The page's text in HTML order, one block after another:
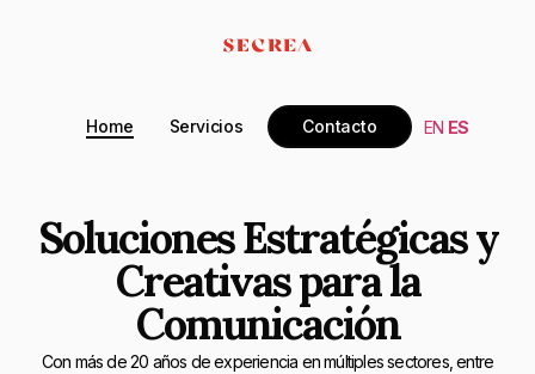
Home Servicios Contacto EN ES
Soluciones Estratégicas y
Creativas para la
Comunicación
Con más de 20 años de experiencia en múltiples sectores, entre